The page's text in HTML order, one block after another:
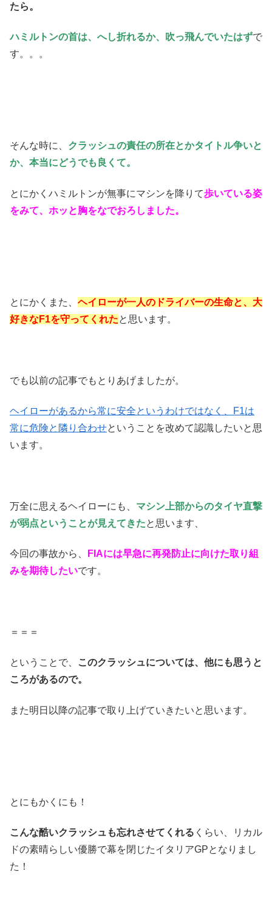
たら。
ハミルトンの首は、へし折れるか、吹っ飛んでいたはずで
す。。。
そんな時に、 クラッシュの責任の所在とかタイトル争いと
か、本当にどうでも良くて。
とにかくハミルトンが無事にマシンを降りて歩いている姿
をみて、ホッと胸をなでおろしました。
とにかくまた、 ヘイローが一人のドライバーの生命と、大
好きなF1を守ってくれたと思います。
でも以前の記事でもとりあげましたが。
ヘイローがあるから常に安全というわけではなく、F1は
常に危険と隣り合わせということを改めて認識したいと思
います。
万全に思えるヘイローにも、 マシン上部からのタイヤ直撃
が弱点ということが見えてきたと思います、
今回の事故から、
FIAには早急に再発防止に向けた取り組
みを期待したいです。
＝＝＝
ということで、
このクラッシュについては、他にも思うと
ころがあるので。
また明日以降の記事で取り上げていきたいと思います。
とにもかくにも！
こんな酷いクラッシュも忘れさせてくれる くらい、リカル
ドの素晴らしい優勝で幕を閉じたイタリアGPとなりまし
た！